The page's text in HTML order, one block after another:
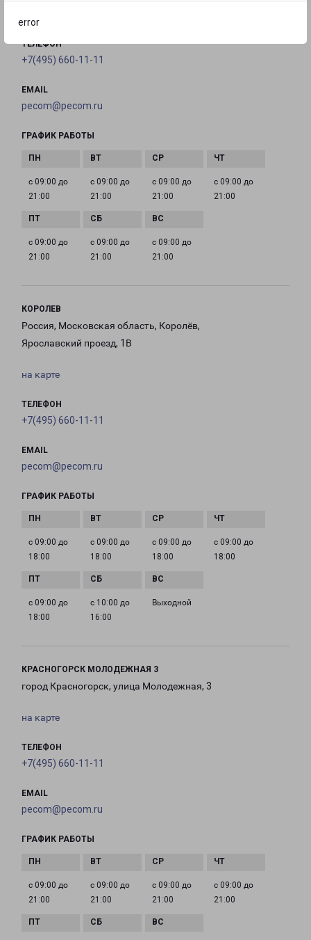
error
ТЕЛЕФОН
+7(495) 660-11-11
EMAIL
pecom@pecom.ru
ГРАФИК РАБОТЫ
с 09:00 до
21:00
с 09:00 до
21:00
с 09:00 до
21:00
с 09:00 до
21:00
с 09:00 до
21:00
с 09:00 до
21:00
с 09:00 до
21:00
КОРОЛЕВ
Россия, Московская область, Королёв,
Ярославский проезд, 1В
на карте
ТЕЛЕФОН
+7(495) 660-11-11
EMAIL
pecom@pecom.ru
ГРАФИК РАБОТЫ
с 09:00 до
18:00
с 09:00 до
18:00
с 09:00 до
18:00
с 09:00 до
18:00
с 09:00 до
18:00
с 10:00 до
16:00
Выходной
КРАСНОГОРСК МОЛОДЕЖНАЯ 3
город Красногорск, улица Молодежная, 3
на карте
ТЕЛЕФОН
+7(495) 660-11-11
EMAIL
pecom@pecom.ru
ГРАФИК РАБОТЫ
с 09:00 до
21:00
с 09:00 до
21:00
с 09:00 до
21:00
с 09:00 до
21:00